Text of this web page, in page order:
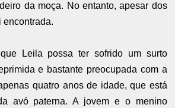
da moça. No entanto, apesar dos
encontrada.
Leila possa ter sofrido um surto
e bastante preocupada com a
quatro anos de idade, que está
avó paterna. A jovem e o menino